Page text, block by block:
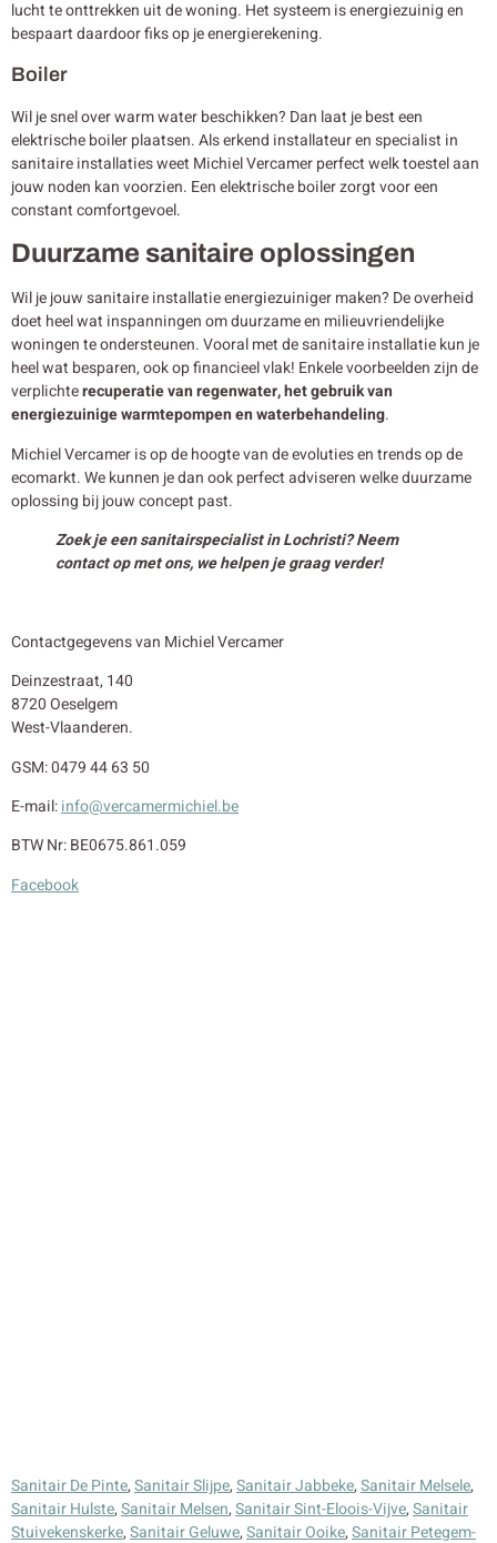
lucht te onttrekken uit de woning. Het systeem is energiezuinig en
bespaart daardoor fiks op je energierekening.
Boiler
Wil je snel over warm water beschikken? Dan laat je best een
elektrische boiler plaatsen. Als erkend installateur en specialist in
sanitaire installaties weet Michiel Vercamer perfect welk toestel aan
jouw noden kan voorzien. Een elektrische boiler zorgt voor een
constant comfortgevoel.
Duurzame sanitaire oplossingen
Wil je jouw sanitaire installatie energiezuiniger maken? De overheid
doet heel wat inspanningen om duurzame en milieuvriendelijke
woningen te ondersteunen. Vooral met de sanitaire installatie kun je
heel wat besparen, ook op financieel vlak! Enkele voorbeelden zijn de
verplichterecuperatie van regenwater, het gebruik van
energiezuinige warmtepompen en waterbehandeling.
Michiel Vercamer is op de hoogte van de evoluties en trends op de
ecomarkt. We kunnen je dan ook perfect adviseren welke duurzame
oplossing bij jouw concept past.
Zoek je een sanitairspecialist in Lochristi? Neem
contact op met ons, we helpen je graag verder!
Contactgegevens van Michiel Vercamer
Deinzestraat, 140
8720 Oeselgem
West-Vlaanderen.
GSM: 0479 44 63 50
E-mail:info@vercamermichiel.be
BTW Nr: BE0675.861.059
Facebook
Sanitair De Pinte,Sanitair Slijpe,Sanitair Jabbeke,Sanitair Melsele,
Sanitair Hulste,Sanitair Melsen,Sanitair Sint-Eloois-Vijve,Sanitair
Stuivekenskerke,Sanitair Geluwe,Sanitair Ooike,Sanitair Petegem-